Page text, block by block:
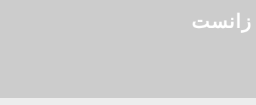
زانست